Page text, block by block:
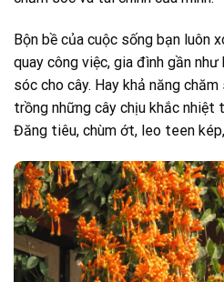
Bộn bề của cuộc sống bạn luôn
quay công việc, gia đình gần
sóc cho cây. Hay khả năng
trồng những cây chịu khắc nhiệt
Đăng tiêu, chùm ớt, leo teen